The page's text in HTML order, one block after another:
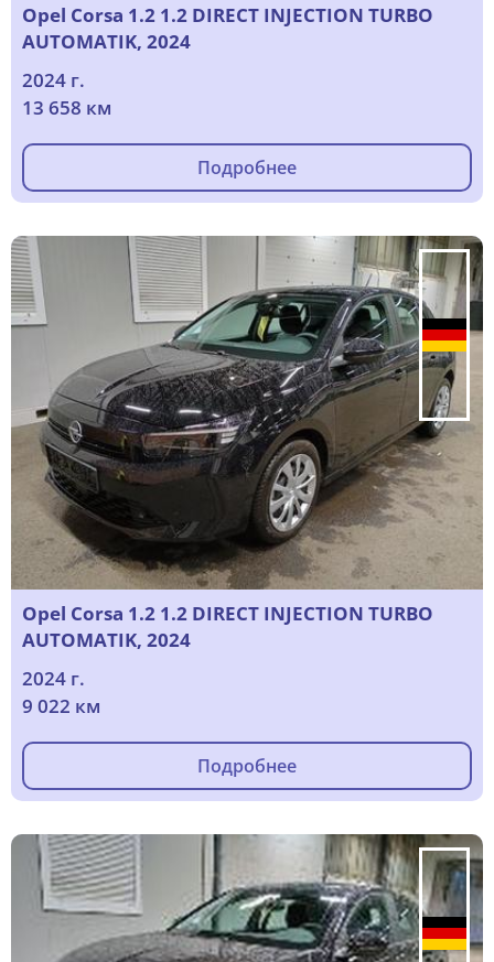
Opel Corsa 1.2 1.2 DIRECT INJECTION TURBO
AUTOMATIK, 2024
2024 г.
13 658 км
Подробнее
Opel Corsa 1.2 1.2 DIRECT INJECTION TURBO
AUTOMATIK, 2024
2024 г.
9 022 км
Подробнее